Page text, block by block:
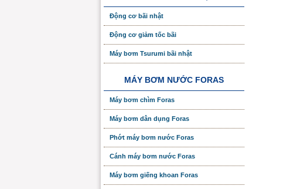
Động cơ bãi nhật
Động cơ giảm tốc bãi
Máy bơm Tsurumi bãi nhật
MÁY BƠM NƯỚC FORAS
Máy bơm chìm Foras
Máy bơm dân dụng Foras
Phớt máy bơm nước Foras
Cánh máy bơm nước Foras
Máy bơm giếng khoan Foras